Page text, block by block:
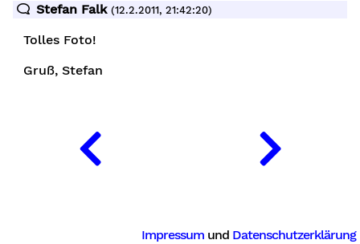
Stefan Falk (12.2.2011, 21:42:20)
Tolles Foto!
Gruß, Stefan
Impressum und Datenschutzerklärung